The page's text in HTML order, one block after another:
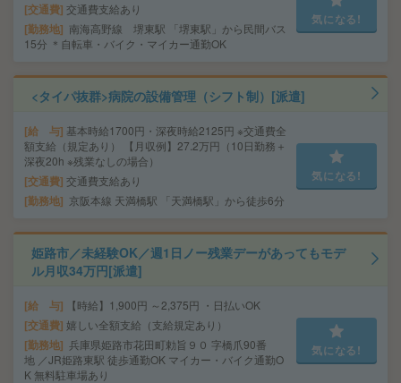
交通費 交通費支給あり
勤務地
南海高野線 堺東駅 「堺東駅」から民間バス
15分 ＊自転車・バイク・マイカー通勤OK
気になる!
<タイパ抜群>病院の設備管理（シフト制）[派遣]
給 与 基本時給1700円・深夜時給2125円 ※交通費全
額支給（規定あり） 【月収例】27.2万円（10日勤務＋
深夜20h ※残業なしの場合）
交通費 交通費支給あり
勤務地 京阪本線 天満橋駅 「天満橋駅」から徒歩6分
気になる!
姫路市／未経験OK／週1日ノー残業デーがあってもモデ
ル月収34万円[派遣]
給 与 【時給】1,900円 ～2,375円 ・日払いOK
交通費 嬉しい全額支給（支給規定あり）
勤務地 兵庫県姫路市花田町勅旨９０ 字橋爪90番
地 ／JR姫路東駅 徒歩通勤OK マイカー・バイク通勤O
K 無料駐車場あり
気になる!